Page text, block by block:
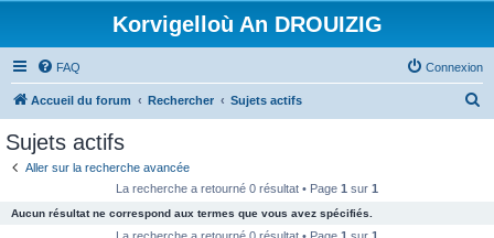
Korvigelloù An DROUIZIG
FAQ Connexion
Accueil du forum Rechercher Sujets actifs
Sujets actifs
Aller sur la recherche avancée
La recherche a retourné 0 résultat • Page 1 sur 1
Aucun résultat ne correspond aux termes que vous avez spécifiés.
La recherche a retourné 0 résultat • Page 1 sur 1